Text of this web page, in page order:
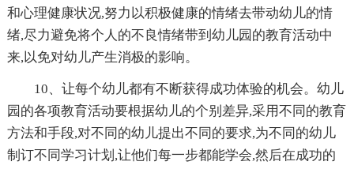
和心理健康状况,努力以积极健康的情绪去带动幼儿的情
绪,尽力避免将个人的不良情绪带到幼儿园的教育活动中
来,以免对幼儿产生消极的影响。
10、让每个幼儿都有不断获得成功体验的机会。幼儿
园的各项教育活动要根据幼儿的个别差异,采用不同的教育
方法和手段,对不同的幼儿提出不同的要求,为不同的幼儿
制订不同学习计划,让他们每一步都能学会,然后在成功的